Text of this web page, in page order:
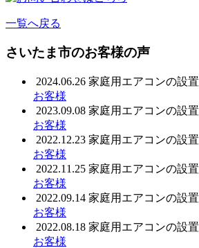
一覧へ戻る
さいたま市のお客様の声
2024.06.26 家庭用エアコンの設置
お客様
2023.09.08 家庭用エアコンの設置
お客様
2022.12.23 家庭用エアコンの設置
お客様
2022.11.25 家庭用エアコンの設置
お客様
2022.09.14 家庭用エアコンの設置
お客様
2022.08.18 家庭用エアコンの設置
お客様